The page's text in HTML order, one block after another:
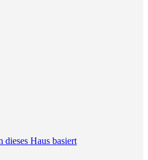
dieses Haus basiert